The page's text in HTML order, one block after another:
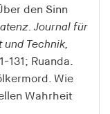
den Sinn
Journal für
und Technik,
131; Ruanda.
Wie
Wahrheit
des Benutzers